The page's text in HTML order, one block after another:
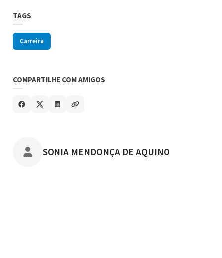
TAGS
Carreira
COMPARTILHE COM AMIGOS
POSTADO POR
SONIA MENDONÇA DE AQUINO